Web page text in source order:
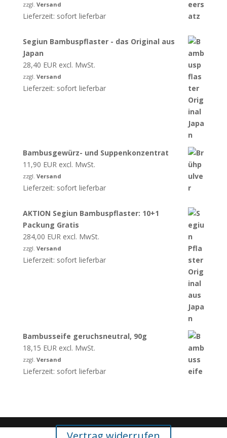
zzgl. Versand
Lieferzeit: sofort lieferbar
Segiun Bambuspflaster - das Original aus
Japan
28,40 EUR excl. MwSt.
zzgl. Versand
Lieferzeit: sofort lieferbar
Bambusgewürz- und Suppenkonzentrat
11,90 EUR excl. MwSt.
zzgl. Versand
Lieferzeit: sofort lieferbar
AKTION Segiun Bambuspflaster: 10+1
Packung Gratis
284,00 EUR excl. MwSt.
zzgl. Versand
Lieferzeit: sofort lieferbar
Bambusseife geruchsneutral, 90g
18,15 EUR excl. MwSt.
zzgl. Versand
Lieferzeit: sofort lieferbar